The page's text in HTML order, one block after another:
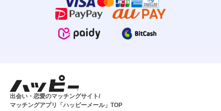
出会い・恋愛のマッチングサイト/
マッチングアプリ「ハッピーメール」TOP